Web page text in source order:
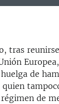
tras
de
de